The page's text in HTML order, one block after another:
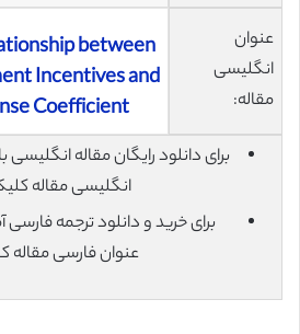
عنوان
انگلیسی
مقاله:
between
Incentives and
Coefficient
انگلیسی مقاله
برای خرید و دانلود ترجمه فارسی
عنوان فارسی مقاله